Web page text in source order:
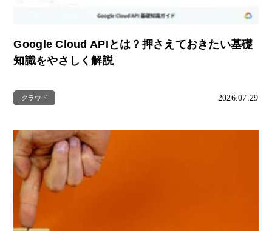
Google Cloud APIとは？押さえておきたい基礎
知識をやさしく解説
クラウド 2026.07.29